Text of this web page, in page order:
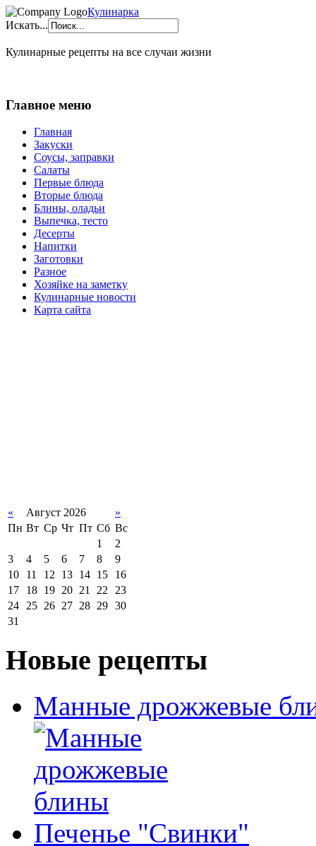
Кулинарка
Искать...
Кулинарные рецепты на все случаи жизни
Главное меню
Главная
Закуски
Соусы, заправки
Салаты
Первые блюда
Вторые блюда
Блины, оладьи
Выпечка, тесто
Десерты
Напитки
Заготовки
Разное
Хозяйке на заметку
Кулинарные новости
Карта сайта
« Август 2026
»
Пн Вт Ср Чт Пт Сб Вс
1
2
3
4 5 6 7 8
9
10
11 12 13 14 15
16
17
18 19 20 21 22 23
24 25 26 27 28 29 30
31
Новые рецепты
Манные дрожжевые
Печенье "Свинки"